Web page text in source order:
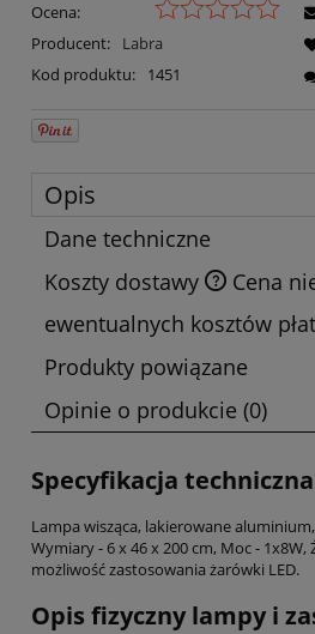
Ocena:
Producent:
Labra
Kod produktu:
1451
Opis
Dane techniczne
Koszty dostawy
Cena
ewentualnych kosztów
Produkty powiązane
Opinie o produkcie (0)
Specyfikacja
Lampa wisząca, lakierowane
Wymiary - 6 x 46 x 200 cm, Moc - 1x8W,
możliwość zastosowania żarówki LED.
Opis fizyczny lampy i